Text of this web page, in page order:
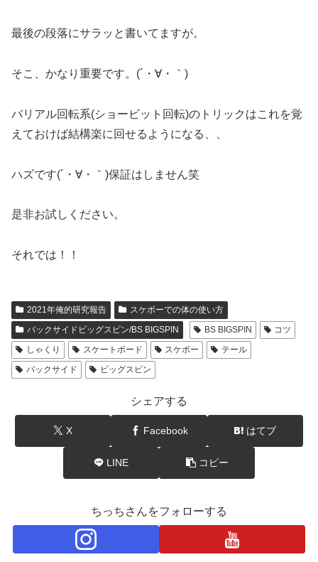
最後の段落にサラッと書いてますが。
そこ、かなり重要です。(´・∀・｀)
バリアル回転系(ショービット回転)のトリックはこれを覚
えておけば結構楽に回せるようになる、、
ハズです(´・∀・｀)保証はしません笑
是非お試しください。
それでは！！
2021年俺的研究報告
スケボーでの体の使い方
バックサイドビッグスピン/BS BIGSPIN
BS BIGSPIN
コツ
しゃくり
スケートボード スケボー
テール
バックサイド
ビッグスピン
シェアする
X Facebook はてブ
LINE コピー
ちっちさんをフォローする